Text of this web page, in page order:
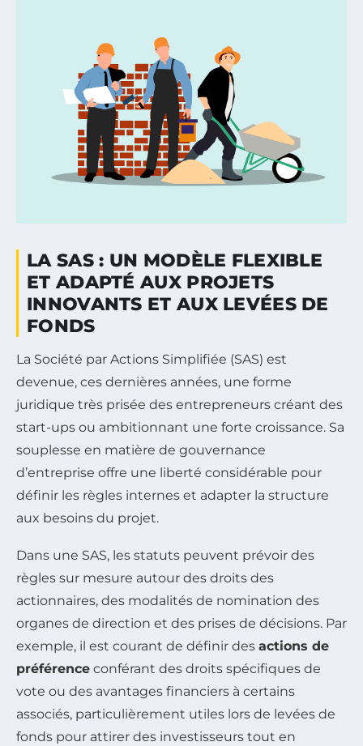
LA SAS : UN MODÈLE FLEXIBLE
ET ADAPTÉ AUX PROJETS
INNOVANTS ET AUX LEVÉES DE
FONDS
La Société par Actions Simplifiée (SAS) est
devenue, ces dernières années, une forme
juridique très prisée des entrepreneurs créant des
start-ups ou ambitionnant une forte croissance. Sa
souplesse en matière de gouvernance
d’entreprise offre une liberté considérable pour
définir les règles internes et adapter la structure
aux besoins du projet.
Dans une SAS, les statuts peuvent prévoir des
règles sur mesure autour des droits des
actionnaires, des modalités de nomination des
organes de direction et des prises de décisions. Par
exemple, il est courant de définir des actions de
préférence conférant des droits spécifiques de
vote ou des avantages financiers à certains
associés, particulièrement utiles lors de levées de
fonds pour attirer des investisseurs tout en